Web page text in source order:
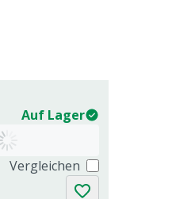
Auf Lager
Vergleichen